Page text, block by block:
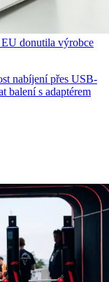
donutila výrobce
nabíjení přes USB-
balení s adaptérem